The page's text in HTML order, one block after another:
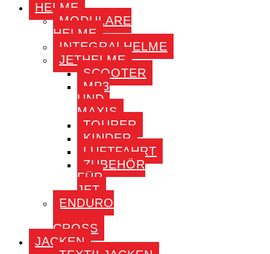
HELME
MODULARE
HELME
INTEGRALHELME
JETHELME
SCOOTER
MP3
UND
MAXIS
TOURER
KINDER
LUFTFAHRT
ZUBEHÖR
FÜR
JET
ENDURO
CROSS
JACKEN